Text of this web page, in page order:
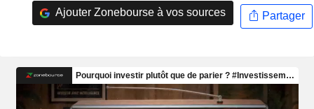
Ajouter Zonebourse à vos sources Partager